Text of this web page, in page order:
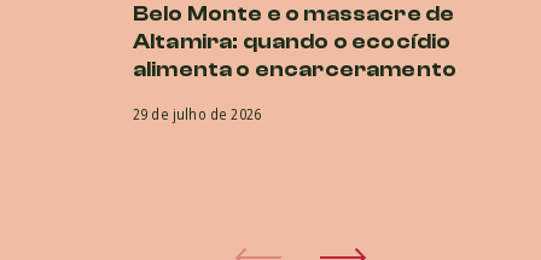
Belo Monte e o massacre de
Altamira: quando o ecocídio
alimenta o encarceramento
29 de julho de 2026